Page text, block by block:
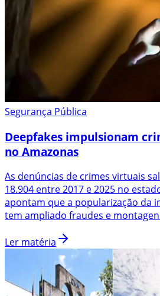
Segurança Pública
Deepfakes impulsionam
no Amazonas
As denúncias de crimes virtuais
18.904 entre 2017 e 2025 no
apontam que a popularização da
tem ampliado fraudes e
Ler matéria